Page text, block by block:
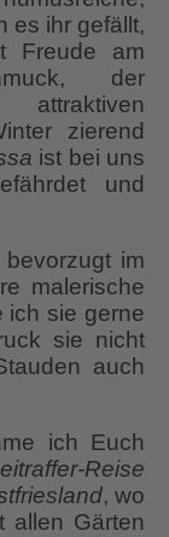
es ihr gefällt,
Freude am
der
zierend
ist bei uns
und
im
malerische
ich sie gerne
sie nicht
auch
ich Euch
Reise
, wo
Gärten